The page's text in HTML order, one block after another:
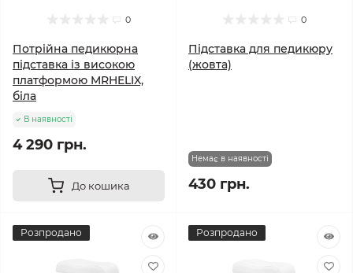
0
Потрійна педикюрна
підставка із високою
платформою MRHELIX,
біла
В наявності
4 290 грн.
До кошика
0
Підставка для педикюру
(жовта)
Немає в наявності
430 грн.
Розпродано Розпродано